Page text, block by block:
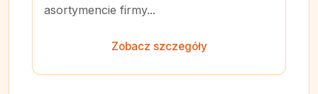
asortymencie firmy...
Zobacz szczegóły